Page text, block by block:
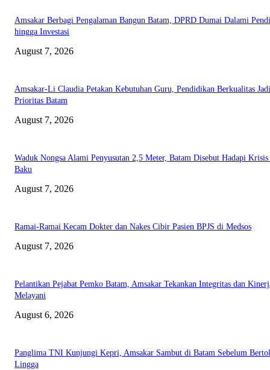
Amsakar Berbagi Pengalaman Bangun Batam, DPRD Dumai Dalami
hingga Investasi
August 7, 2026
Amsakar-Li Claudia Petakan Kebutuhan Guru, Pendidikan Berkualitas Jadi
Prioritas Batam
August 7, 2026
Waduk Nongsa Alami Penyusutan 2,5 Meter, Batam Disebut Hadapi
Baku
August 7, 2026
Ramai-Ramai Kecam Dokter dan Nakes Cibir Pasien BPJS di Medsos
August 7, 2026
Pelantikan Pejabat Pemko Batam, Amsakar Tekankan Integritas dan
Melayani
August 6, 2026
Panglima TNI Kunjungi Kepri, Amsakar Sambut di Batam Sebelum
Lingga